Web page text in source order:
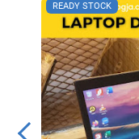
READY STOCK